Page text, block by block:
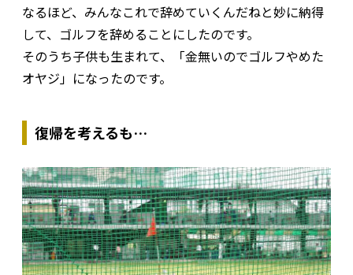
なるほど、みんなこれで辞めていくんだねと妙に納得
して、ゴルフを辞めることにしたのです。
そのうち子供も生まれて、「金無いのでゴルフやめた
オヤジ」になったのです。
復帰を考えるも…